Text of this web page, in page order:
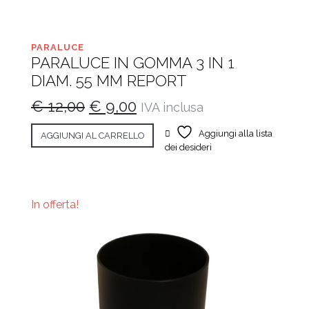
PARALUCE
PARALUCE IN GOMMA 3 IN 1
DIAM. 55 MM REPORT
€12,00 Il
prezzo
originale
€ 9,00 Il
prezzo
attuale
IVA inclusa
AGGIUNGI AL CARRELLO
Aggiungi alla lista
dei desideri
In offerta!